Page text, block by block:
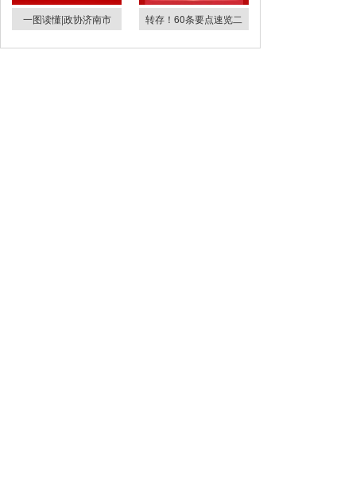
一图读懂|政协济南市 转存！60条要点速览二